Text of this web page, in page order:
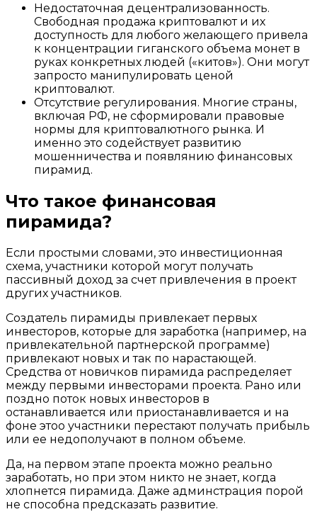
Недостаточная децентрализованность.
Свободная продажа криптовалют и их
доступность для любого желающего привела
к концентрации гиганского объема монет в
руках конкретных людей («китов»). Они могут
запросто манипулировать ценой
криптовалют.
Отсутствие регулирования. Многие страны,
включая РФ, не сформировали правовые
нормы для криптовалютного рынка. И
именно это содействует развитию
мошенничества и появлянию финансовых
пирамид.
Что такое финансовая
пирамида?
Если простыми словами, это инвестиционная
схема, участники которой могут получать
пассивный доход за счет привлечения в проект
других участников.
Создатель пирамиды привлекает первых
инвесторов, которые для заработка (например, на
привлекательной партнерской программе)
привлекают новых и так по нарастающей.
Средства от новичков пирамида распределяет
между первыми инвесторами проекта. Рано или
поздно поток новых инвесторов в
останавливается или приостанавливается и на
фоне этоо участники перестают получать прибыль
или ее недополучают в полном объеме.
Да, на первом этапе проекта можно реально
заработать, но при этом никто не знает, когда
хлопнется пирамида. Даже админстрация порой
не способна предсказать развитие.